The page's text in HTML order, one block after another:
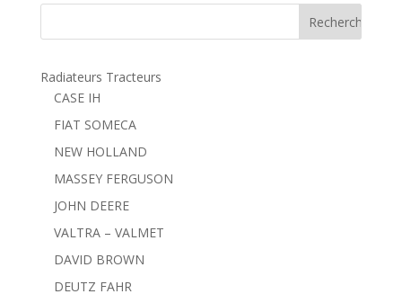
Radiateurs Tracteurs
CASE IH
FIAT SOMECA
NEW HOLLAND
MASSEY FERGUSON
JOHN DEERE
VALTRA – VALMET
DAVID BROWN
DEUTZ FAHR